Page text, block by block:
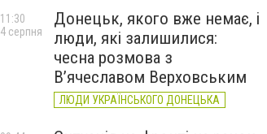
Донецьк, якого вже немає, і
люди, які залишилися:
чесна розмова з
В’ячеславом Верховським
ЛЮДИ УКРАЇНСЬКОГО ДОНЕЦЬКА
11:30
4 серпня